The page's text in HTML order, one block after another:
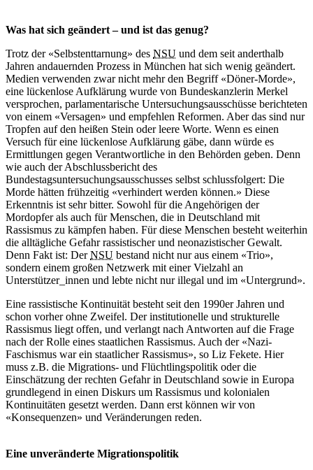
Was hat sich geändert – und ist das genug?
Trotz der «Selbstenttarnung» des NSU und dem seit anderthalb
Jahren andauernden Prozess in München hat sich wenig geändert.
Medien verwenden zwar nicht mehr den Begriff «Döner-Morde»,
eine lückenlose Aufklärung wurde von Bundeskanzlerin Merkel
versprochen, parlamentarische Untersuchungsausschüsse berichteten
von einem «Versagen» und empfehlen Reformen. Aber das sind nur
Tropfen auf den heißen Stein oder leere Worte. Wenn es einen
Versuch für eine lückenlose Aufklärung gäbe, dann würde es
Ermittlungen gegen Verantwortliche in den Behörden geben. Denn
wie auch der Abschlussbericht des
Bundestagsuntersuchungsausschusses selbst schlussfolgert: Die
Morde hätten frühzeitig «verhindert werden können.» Diese
Erkenntnis ist sehr bitter. Sowohl für die Angehörigen der
Mordopfer als auch für Menschen, die in Deutschland mit
Rassismus zu kämpfen haben. Für diese Menschen besteht weiterhin
die alltägliche Gefahr rassistischer und neonazistischer Gewalt.
Denn Fakt ist: DerNSU bestand nicht nur aus einem «Trio»,
sondern einem großen Netzwerk mit einer Vielzahl an
Unterstützer_innen und lebte nicht nur illegal und im «Untergrund».
Eine rassistische Kontinuität besteht seit den 1990er Jahren und
schon vorher ohne Zweifel. Der institutionelle und strukturelle
Rassismus liegt offen, und verlangt nach Antworten auf die Frage
nach der Rolle eines staatlichen Rassismus. Auch der «Nazi-
Faschismus war ein staatlicher Rassismus», so Liz Fekete. Hier
muss z.B. die Migrations- und Flüchtlingspolitik oder die
Einschätzung der rechten Gefahr in Deutschland sowie in Europa
grundlegend in einen Diskurs um Rassismus und kolonialen
Kontinuitäten gesetzt werden. Dann erst können wir von
«Konsequenzen» und Veränderungen reden.
Eine unveränderte Migrationspolitik